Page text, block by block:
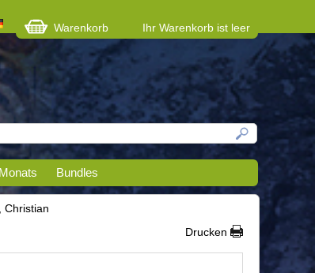
Warenkorb Ihr Warenkorb ist leer
Bundles
Christian
Drucken